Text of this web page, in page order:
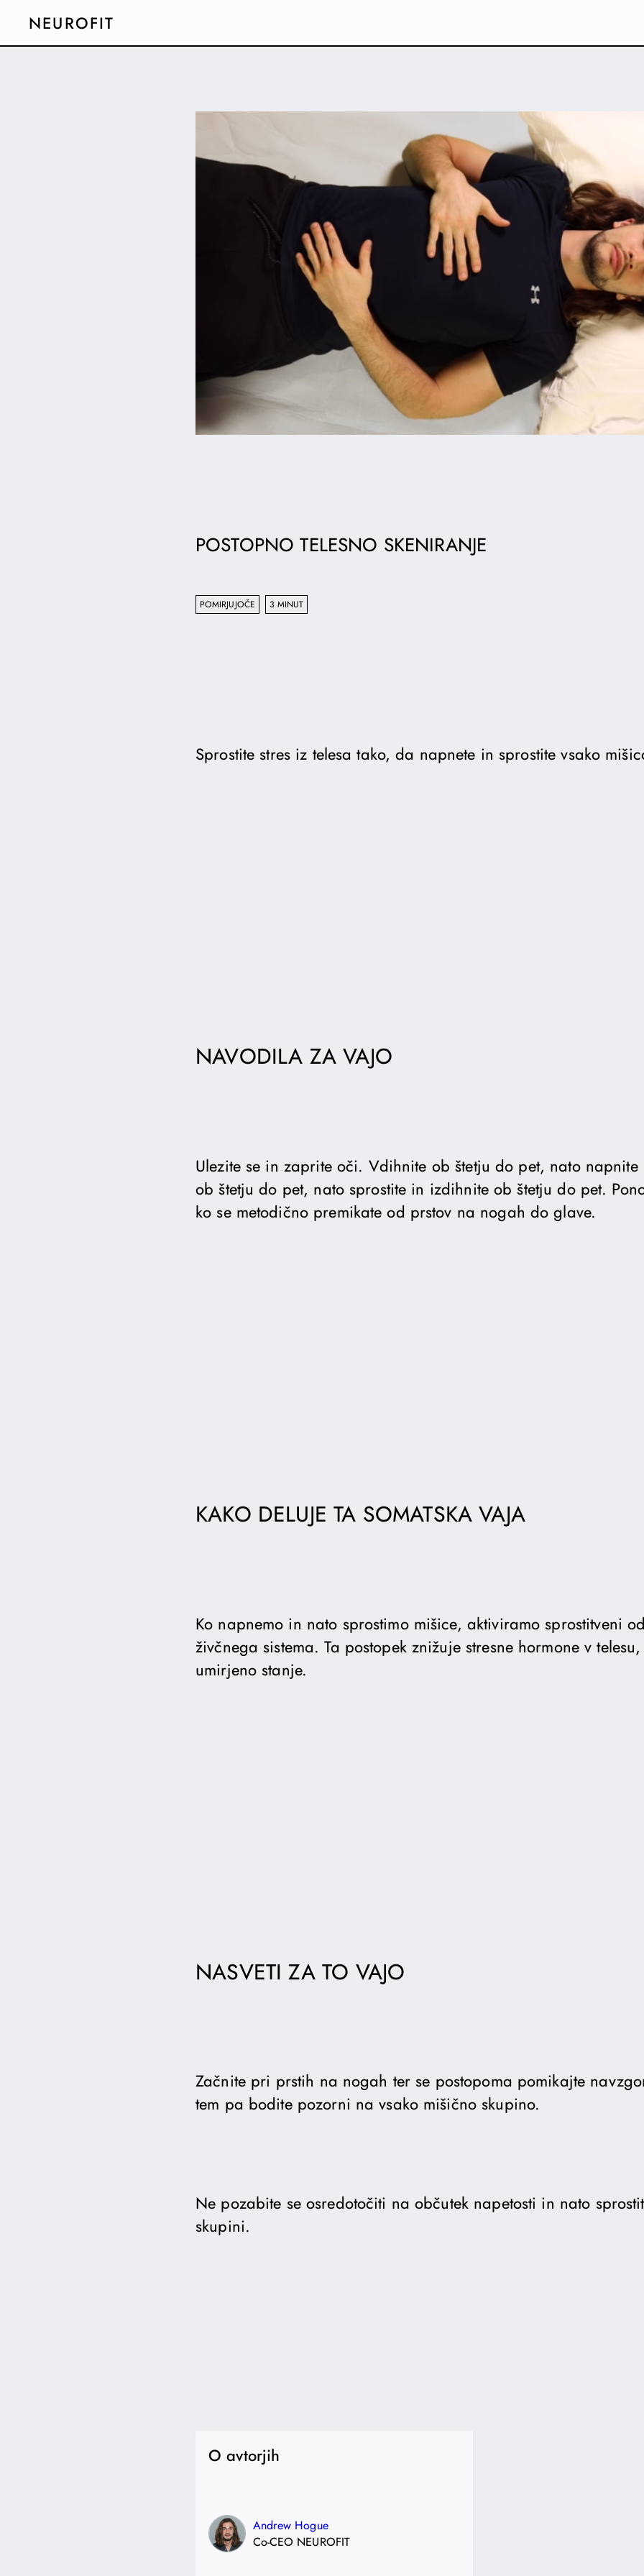
NEUROFIT
POSTOPNO TELESNO SKENIRANJE
POMIRJUJOČE 3 MINUT
Sprostite stres iz telesa tako, da napnete in sprostite vsako
NAVODILA ZA VAJO
Ulezite se in zaprite oči. Vdihnite ob štetju do pet, nato
ob štetju do pet, nato sprostite in izdihnite ob štetju do pet.
ko se metodično premikate od prstov na nogah do glave.
KAKO DELUJE TA SOMATSKA VAJA
Ko napnemo in nato sprostimo mišice, aktiviramo sprostitveni
živčnega sistema. Ta postopek znižuje stresne hormone v
umirjeno stanje.
NASVETI ZA TO VAJO
Začnite pri prstih na nogah ter se postopoma pomikajte
tem pa bodite pozorni na vsako mišično skupino.
Ne pozabite se osredotočiti na občutek napetosti in nato
skupini.
O avtorjih
Andrew Hogue
Co-CEO NEUROFIT